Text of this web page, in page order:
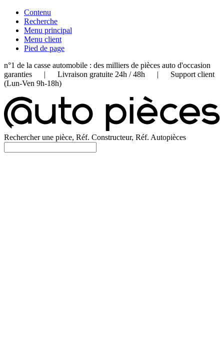
Contenu
Recherche
Menu principal
Menu client
Pied de page
n°1 de la casse automobile : des milliers de pièces auto d'occasion
garanties | Livraison gratuite 24h / 48h | Support client
(Lun-Ven 9h-18h)
Rechercher une pièce, Réf. Constructeur, Réf. Autopièces